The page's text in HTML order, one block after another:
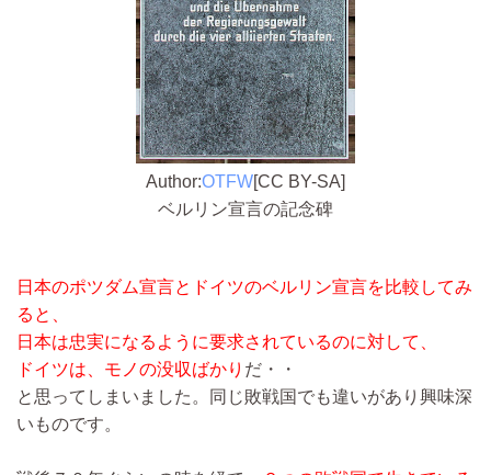
Author:OTFW[CC BY-SA]
ベルリン宣言の記念碑
日本のポツダム宣言とドイツのベルリン宣言を比較してみ
ると、
日本は忠実になるように要求されているのに対して、
ドイツは、モノの没収ばかり だ・・
と思ってしまいました。同じ敗戦国でも違いがあり興味深
いものです。